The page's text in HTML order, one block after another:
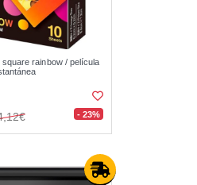
square rainbow / película
- 23%